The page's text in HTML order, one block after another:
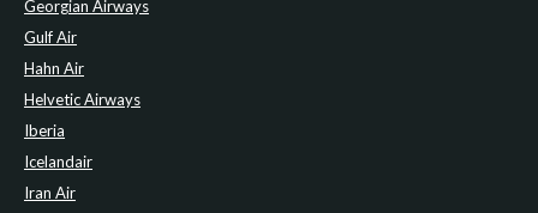
Georgian Airways
Gulf Air
Hahn Air
Helvetic Airways
Iberia
Icelandair
Iran Air